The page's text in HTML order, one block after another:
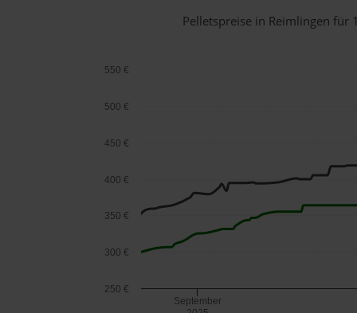
Pelletspreise in Reimlingen für
September
250 €
300 €
350 €
400 €
450 €
500 €
550 €